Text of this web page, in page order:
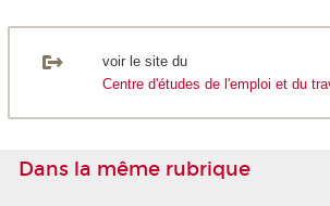
voir le site du
Centre d'études de l'emploi et du
Dans la même rubrique